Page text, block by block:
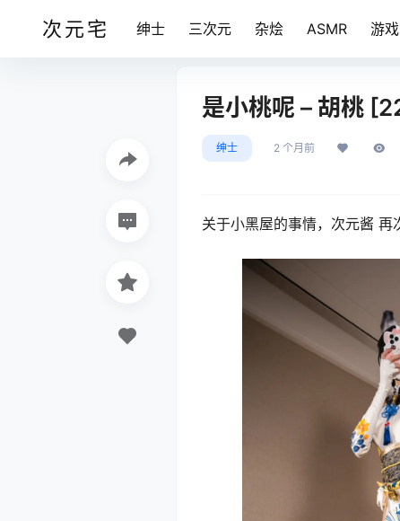
次元宅 绅士 三次元 杂烩 ASMR 游戏
是小桃呢 – 胡桃
绅士 2 个月前
关于小黑屋的事情，次元酱 再